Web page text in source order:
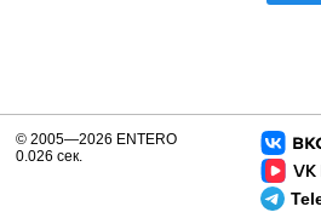
© 2005—2026 ENTERO
0.026 сек.